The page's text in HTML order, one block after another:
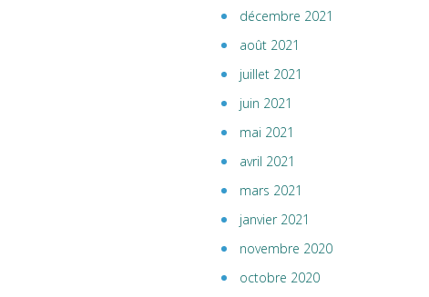
décembre 2021
août 2021
juillet 2021
juin 2021
mai 2021
avril 2021
mars 2021
janvier 2021
novembre 2020
octobre 2020